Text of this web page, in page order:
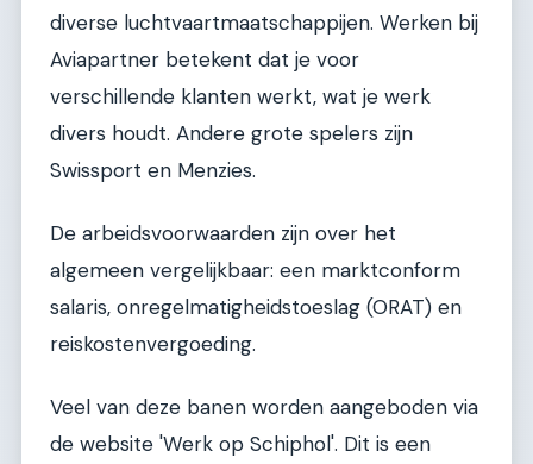
diverse luchtvaartmaatschappijen. Werken bij
Aviapartner betekent dat je voor
verschillende klanten werkt, wat je werk
divers houdt. Andere grote spelers zijn
Swissport en Menzies.
De arbeidsvoorwaarden zijn over het
algemeen vergelijkbaar: een marktconform
salaris, onregelmatigheidstoeslag (ORAT) en
reiskostenvergoeding.
Veel van deze banen worden aangeboden via
de website 'Werk op Schiphol'. Dit is een